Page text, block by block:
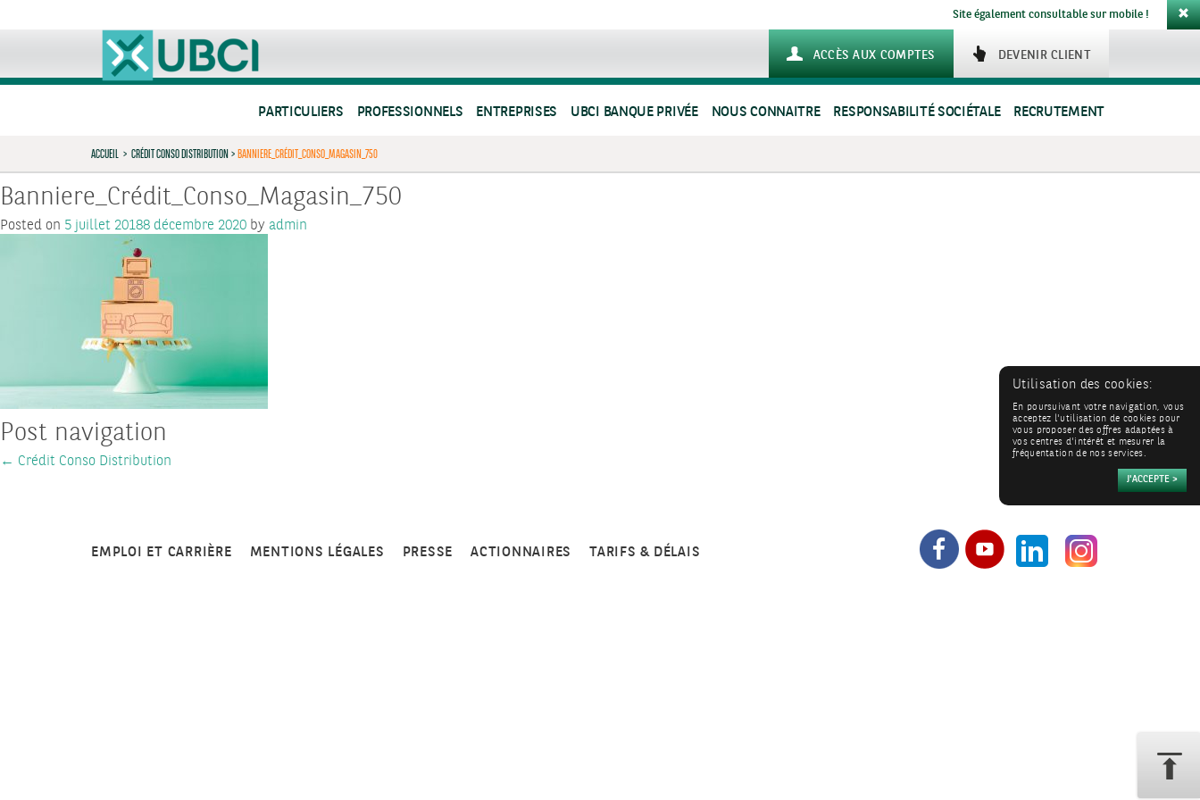
Site également consultable sur mobile !
DEVENIR CLIENT
ACCÈS AUX COMPTES
PARTICULIERS PROFESSIONNELS ENTREPRISES UBCI BANQUE PRIVÉE NOUS CONNAITRE RESPONSABILITÉ SOCIÉTALE RECRUTEMENT
ACCUEIL > CRÉDIT CONSO DISTRIBUTION>BANNIERE_CRÉDIT_CONSO_MAGASIN_750
Banniere_Crédit_Conso_Magasin_750
Posted on 5 juillet 20188 décembre 2020 by admin
Post navigation
← Crédit Conso Distribution
EMPLOI ET CARRIÈRE MENTIONS LÉGALES PRESSE ACTIONNAIRES TARIFS & DÉLAIS
Utilisation des cookies:
En poursuivant votre navigation, vous
acceptez l'utilisation de cookies pour
vous proposer des offres adaptées à
vos centres d'intérêt et mesurer la
fréquentation de nos services.